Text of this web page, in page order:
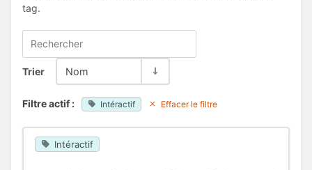
tag.
Trier Nom
Filtre actif : Intéractif Effacer le filtre
Intéractif